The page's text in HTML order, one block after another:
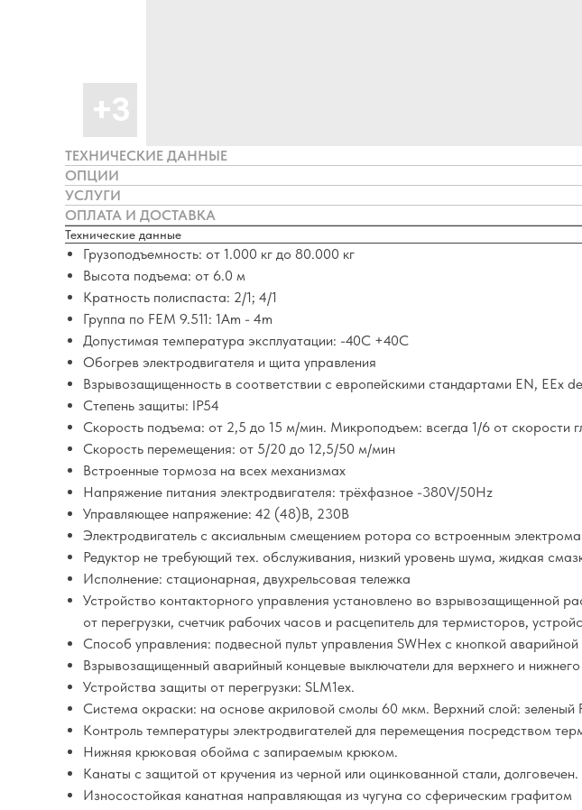
ТЕХНИЧЕСКИЕ ДАННЫЕ
ОПЦИИ
УСЛУГИ
ОПЛАТА И ДОСТАВКА
Технические данные
Грузоподъемность: от 1.000 кг до 80.000 кг
Высота подъема: от 6.0 м
Кратность полиспаста: 2/1; 4/1
Группа по FEM 9.511: 1Аm - 4m
Допустимая температура эксплуатации: -40С +40С
Обогрев электродвигателя и щита управления
Взрывозащищенность в соответствии с европейскими стандартами EN, EEx
Степень защиты: IP54
Скорость подъема: от 2,5 до 15 м/мин. Микроподъем: всегда 1/6 от скорости
Скорость перемещения: от 5/20 до 12,5/50 м/мин
Встроенные тормоза на всех механизмах
Напряжение питания электродвигателя: трёхфазное -380V/50Hz
Управляющее напряжение: 42 (48)В, 230В
Электродвигатель с аксиальным смещением ротора со встроенным
Редуктор не требующий тех. обслуживания, низкий уровень шума, жидкая
Исполнение: стационарная, двухрельсовая тележка
Устройство контакторного управления установлено во взрывозащищенной
от перегрузки, счетчик рабочих часов и расцепитель для термисторов,
Способ управления: подвесной пульт управления SWHex с кнопкой
Взрывозащищенный аварийный концевые выключатели для верхнего и
Устройства защиты от перегрузки: SLM1ex.
Система окраски: на основе акриловой смолы 60 мкм. Верхний слой: зеленый
Контроль температуры электродвигателей для перемещения посредством
Нижняя крюковая обойма с запираемым крюком.
Канаты с защитой от кручения из черной или оцинкованной стали,
Износостойкая канатная направляющая из чугуна со сферическим графитом